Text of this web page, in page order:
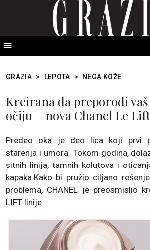
GRAZIA
GRAZIA > LEPOTA > NEGA KOŽE
Kreirana da preporodi
očiju – nova Chanel Le
Predeo oka je deo lica koji prvi
starenja i umora. Tokom godina,
sitnih linija, tamnih kolutova i
kapaka.Kako bi pružio ciljano
problema, CHANEL je preosmislio
LIFT linije.